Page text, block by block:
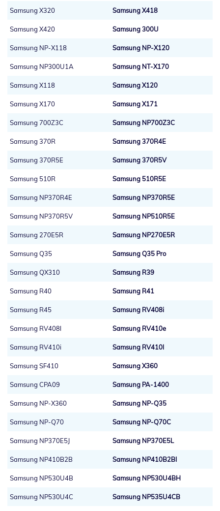
Samsung X320 Samsung X418
Samsung X420 Samsung 300U
Samsung NP-X118 Samsung NP-X120
Samsung NP300U1A Samsung NT-X170
Samsung X118 Samsung X120
Samsung X170 Samsung X171
Samsung 700Z3C Samsung NP700Z3C
Samsung 370R Samsung 370R4E
Samsung 370R5E Samsung 370R5V
Samsung 510R Samsung 510R5E
Samsung NP370R4E Samsung NP370R5E
Samsung NP370R5V Samsung NP510R5E
Samsung 270E5R Samsung NP270E5R
Samsung Q35 Samsung Q35 Pro
Samsung QX310 Samsung R39
Samsung R40 Samsung R41
Samsung R45 Samsung RV408i
Samsung RV408l Samsung RV410e
Samsung RV410i Samsung RV410l
Samsung SF410 Samsung X360
Samsung CPA09 Samsung PA-1400
Samsung NP-X360 Samsung NP-Q35
Samsung NP-Q70 Samsung NP-Q70C
Samsung NP370E5J Samsung NP370E5L
Samsung NP410B2B Samsung NP410B2BI
Samsung NP530U4B Samsung NP530U4BH
Samsung NP530U4C Samsung NP535U4CB